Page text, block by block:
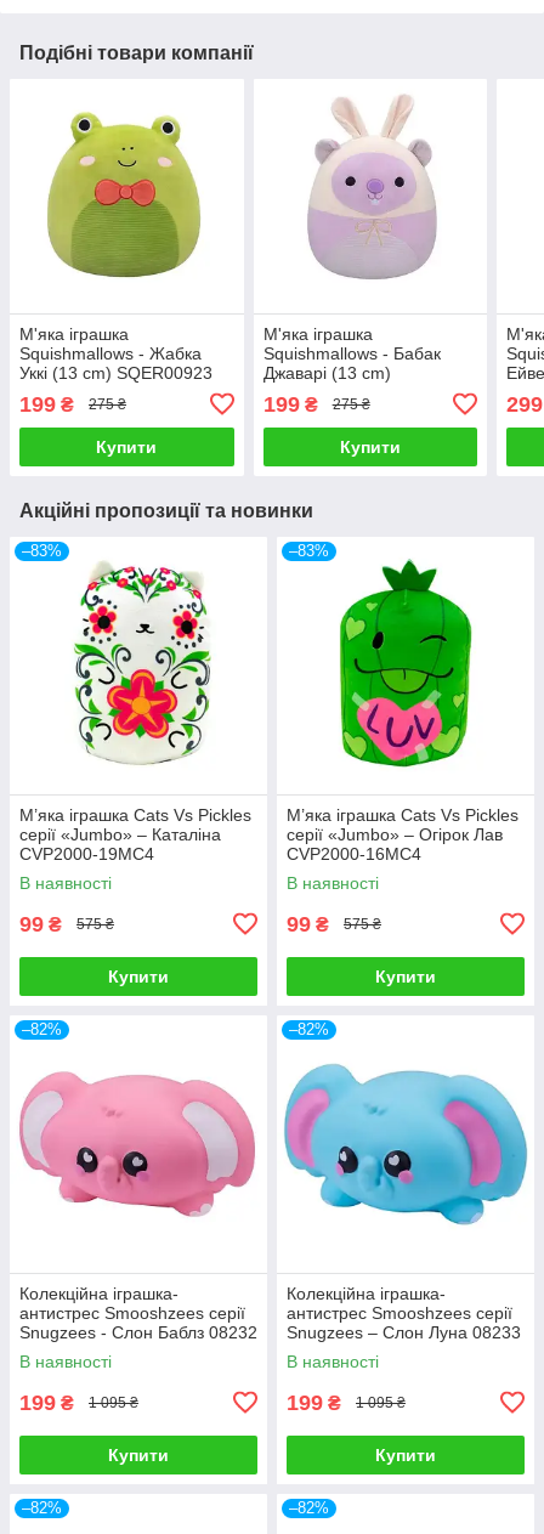
Подібні товари компанії
М'яка іграшка
Squishmallows - Жабка
Уккі (13 cm) SQER00923
199 ₴ 275 ₴
Купити
М'яка іграшка
Squishmallows - Бабак
Джаварі (13 cm)
199₴ 275 ₴
Купити
299
Акційні пропозиції та новинки
–83%
М’яка іграшка Cats Vs Pickles
серії «Jumbo» – Каталіна
CVP2000-19MC4
В наявності
99 ₴ 575 ₴
Купити
–83%
М’яка іграшка Cats Vs Pickles
серії «Jumbo» – Огірок Лав
CVP2000-16MC4
В наявності
99 ₴ 575 ₴
Купити
–82%
Колекційна іграшка-
антистрес Smooshzees серії
Snugzees - Слон Баблз 08232
В наявності
199 ₴ 1 095 ₴
Купити
–82%
Колекційна іграшка-
антистрес Smooshzees серії
Snugzees – Слон Луна 08233
В наявності
199 ₴ 1 095 ₴
Купити
–82% –82%